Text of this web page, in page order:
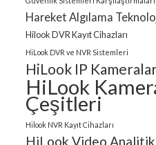
Hareket Algılama
Hilook DVR Kayıt Cihazları
HiLook DVR ve NVR Sistemleri
HiLook IP
HiLook
Çeşitleri
Hilook NVR Kayıt Cihazları
HiLook Video